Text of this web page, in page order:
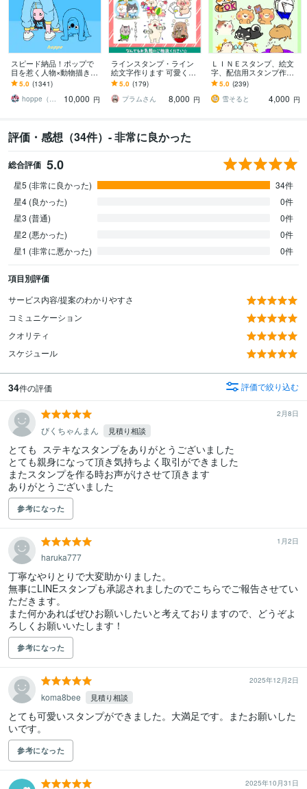
スピード納品！ポップで
目を惹く人物×動物描きま
す 挿絵・動画・グッズな
ど鮮やかな配色で個性を
出したい方へ
5.0 (1341)
hoppe（ほっぺ）
10,000 円
ラインスタンプ・ライン
絵文字作ります 可愛くて
時々シュールなラインス
タンプ・ライン絵文字作
ります。
5.0 (179)
プラムさん
8,000 円
ＬＩＮＥスタンプ、絵文
字、配信用スタンプ作成
します かわいい系からシ
ュール系まで様々な絵柄
に対応いたします
5.0 (239)
雪そると
4,000 円
評価・感想（34件）- 非常に良かった
総合評価 5.0
星5 (非常に良かった)
34件
星4 (良かった)
0件
星3 (普通)
0件
星2 (悪かった)
0件
星1 (非常に悪かった)
0件
項目別評価
サービス内容/提案のわかりやすさ
コミュニケーション
クオリティ
スケジュール
34件の評価 評価で絞り込む
2月8日
びくちゃんまん 見積り相談
とても  ステキなスタンプをありがとうございました
とても親身になって頂き気持ちよく取引ができました
またスタンプを作る時お声がけさせて頂きます
ありがとうございました
参考になった
1月2日
haruka777
丁寧なやりとりで大変助かりました。
無事にLINEスタンプも承認されましたのでこちらでご報告させてい
ただきます。
また何かあればぜひお願いしたいと考えておりますので、どうぞよ
ろしくお願いいたします！
参考になった
2025年12月2日
koma8bee 見積り相談
とても可愛いスタンプができました。大満足です。またお願いした
いです。
参考になった
2025年10月31日